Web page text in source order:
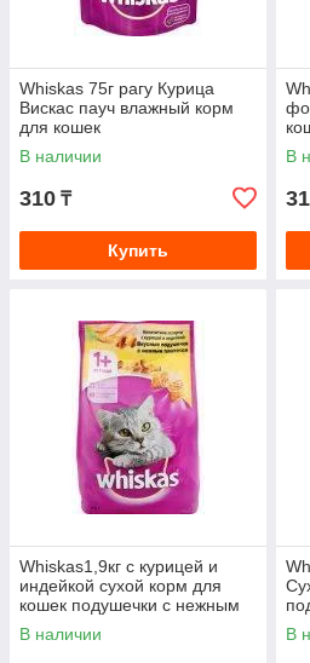
Whiskas 75г рагу Курица
Вискас пауч влажный корм
для кошек
В наличии
310 ₸
Купить
В
Whiskas1,9кг с курицей и
индейкой сухой корм для
кошек подушечки с нежным
паштетом (Вискас)
В наличии В